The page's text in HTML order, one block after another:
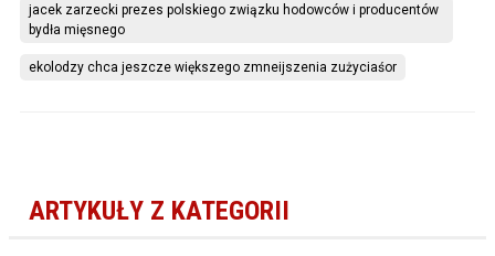
jacek zarzecki prezes polskiego związku hodowców i producentów
bydła mięsnego
ekolodzy chca jeszcze większego zmneijszenia zużyciaśor
ARTYKUŁY Z KATEGORII